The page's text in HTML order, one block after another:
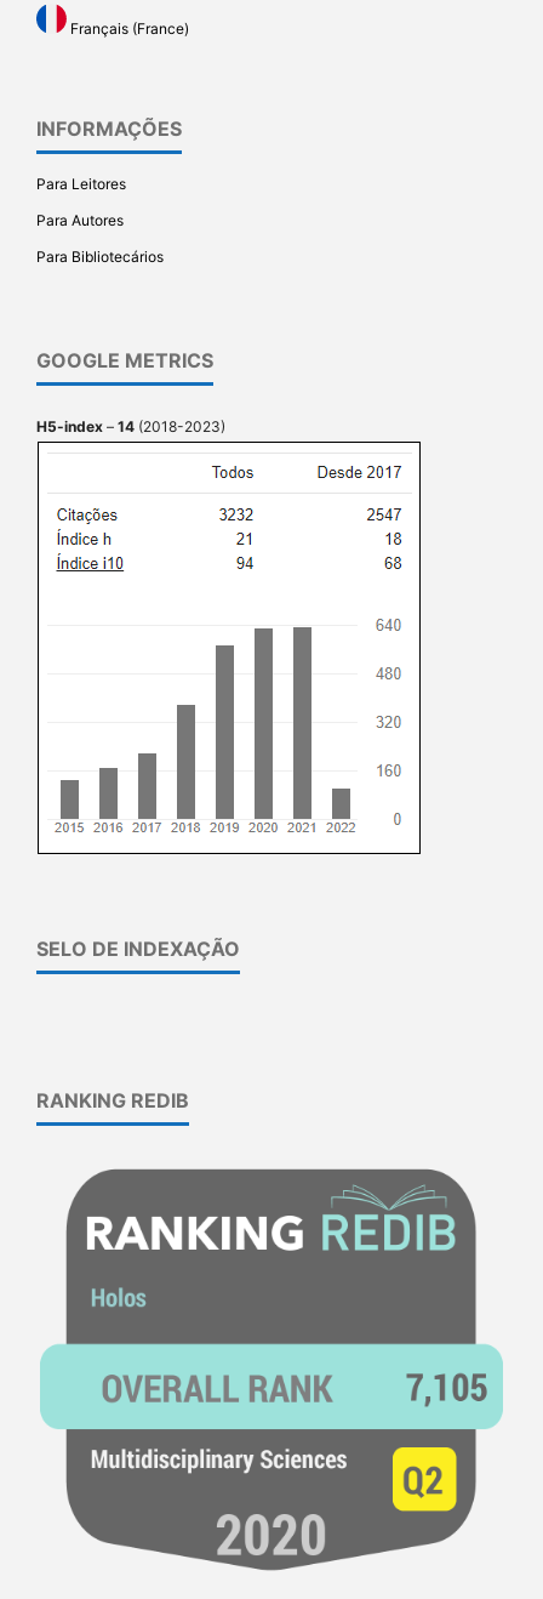
Français (France)
INFORMAÇÕES
Para Leitores
Para Autores
Para Bibliotecários
GOOGLE METRICS
H5-index – 14 (2018-2023)
SELO DE INDEXAÇÃO
RANKING REDIB